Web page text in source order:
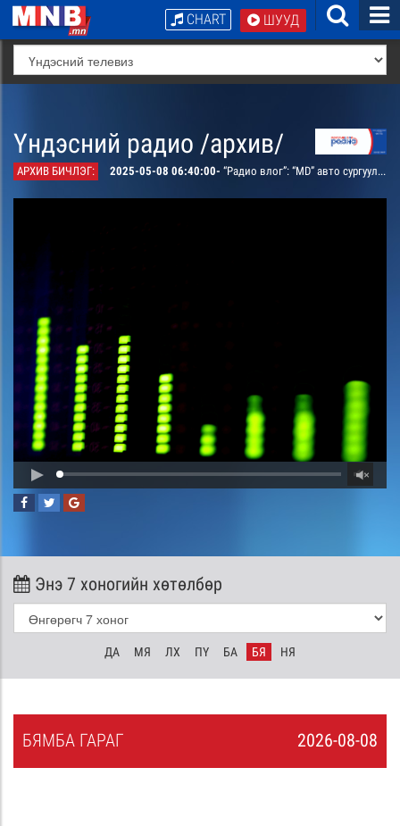
ШУУД
CHART
Үндэсний радио /архив/
АРХИВ БИЧЛЭГ: 2025-05-08 06:40:00- “Радио влог”: “MD” авто сургуулийг үүсгэн байгуулагч Т.Цэрэнгэрэлтэй ярилцана
Энэ 7 хоногийн хөтөлбөр
ДА МЯ ЛХ ПҮ БА БЯ НЯ
2026-08-08
БЯМБА ГАРАГ